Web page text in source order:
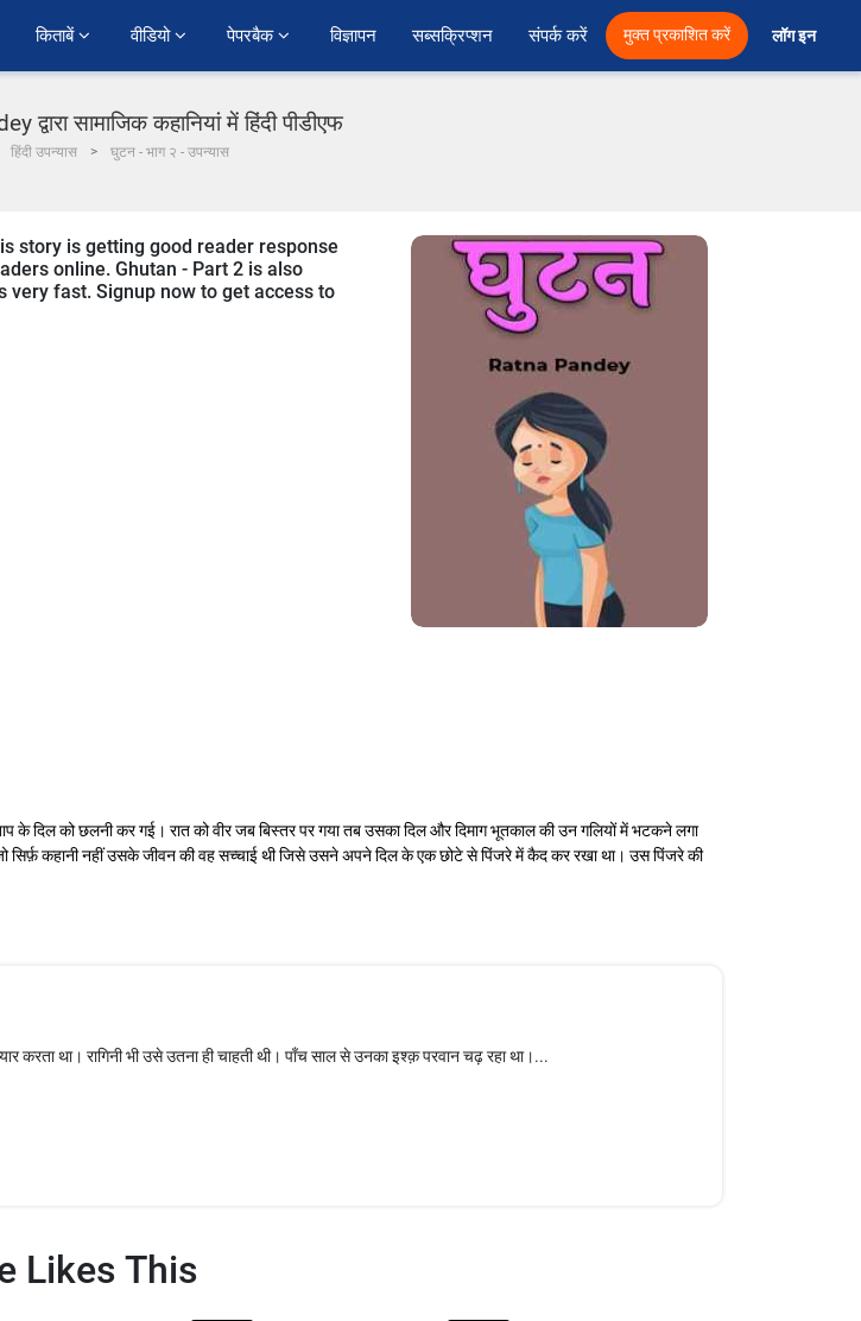
किताबें वीडियो पेपरबैक विज्ञापन सब्सक्रिप्शन संपर्क करें मुक्त प्रकाशित करें लॉग इन
सामाजिक कहानियां में हिंदी पीडीएफ
हिंदी उपन्यास घुटन - भाग २ - उपन्यास
story is getting good reader response
online. Ghutan - Part 2 is also
fast. Signup now to get access to
के दिल को छलनी कर गई। रात को वीर जब बिस्तर पर गया तब उसका दिल और दिमाग भूतकाल की उन गलियों में भटकने लगा
सिर्फ़ कहानी नहीं उसके जीवन की वह सच्चाई थी जिसे उसने अपने दिल के एक छोटे से पिंजरे में कैद कर रखा था। उस पिंजरे की
करता था। रागिनी भी उसे उतना ही चाहती थी। पाँच साल से उनका इश्क़ परवान चढ़ रहा था।...
Likes This